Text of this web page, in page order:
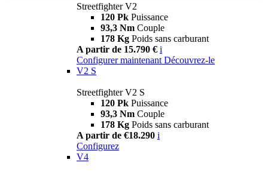
Streetfighter V2
120 Pk Puissance
93,3 Nm Couple
178 Kg Poids sans carburant
A partir de 15.790 € i
Configurer maintenant Découvrez-le
V2 S
Streetfighter V2 S
120 Pk Puissance
93,3 Nm Couple
178 Kg Poids sans carburant
A partir de €18.290 i
Configurez
V4